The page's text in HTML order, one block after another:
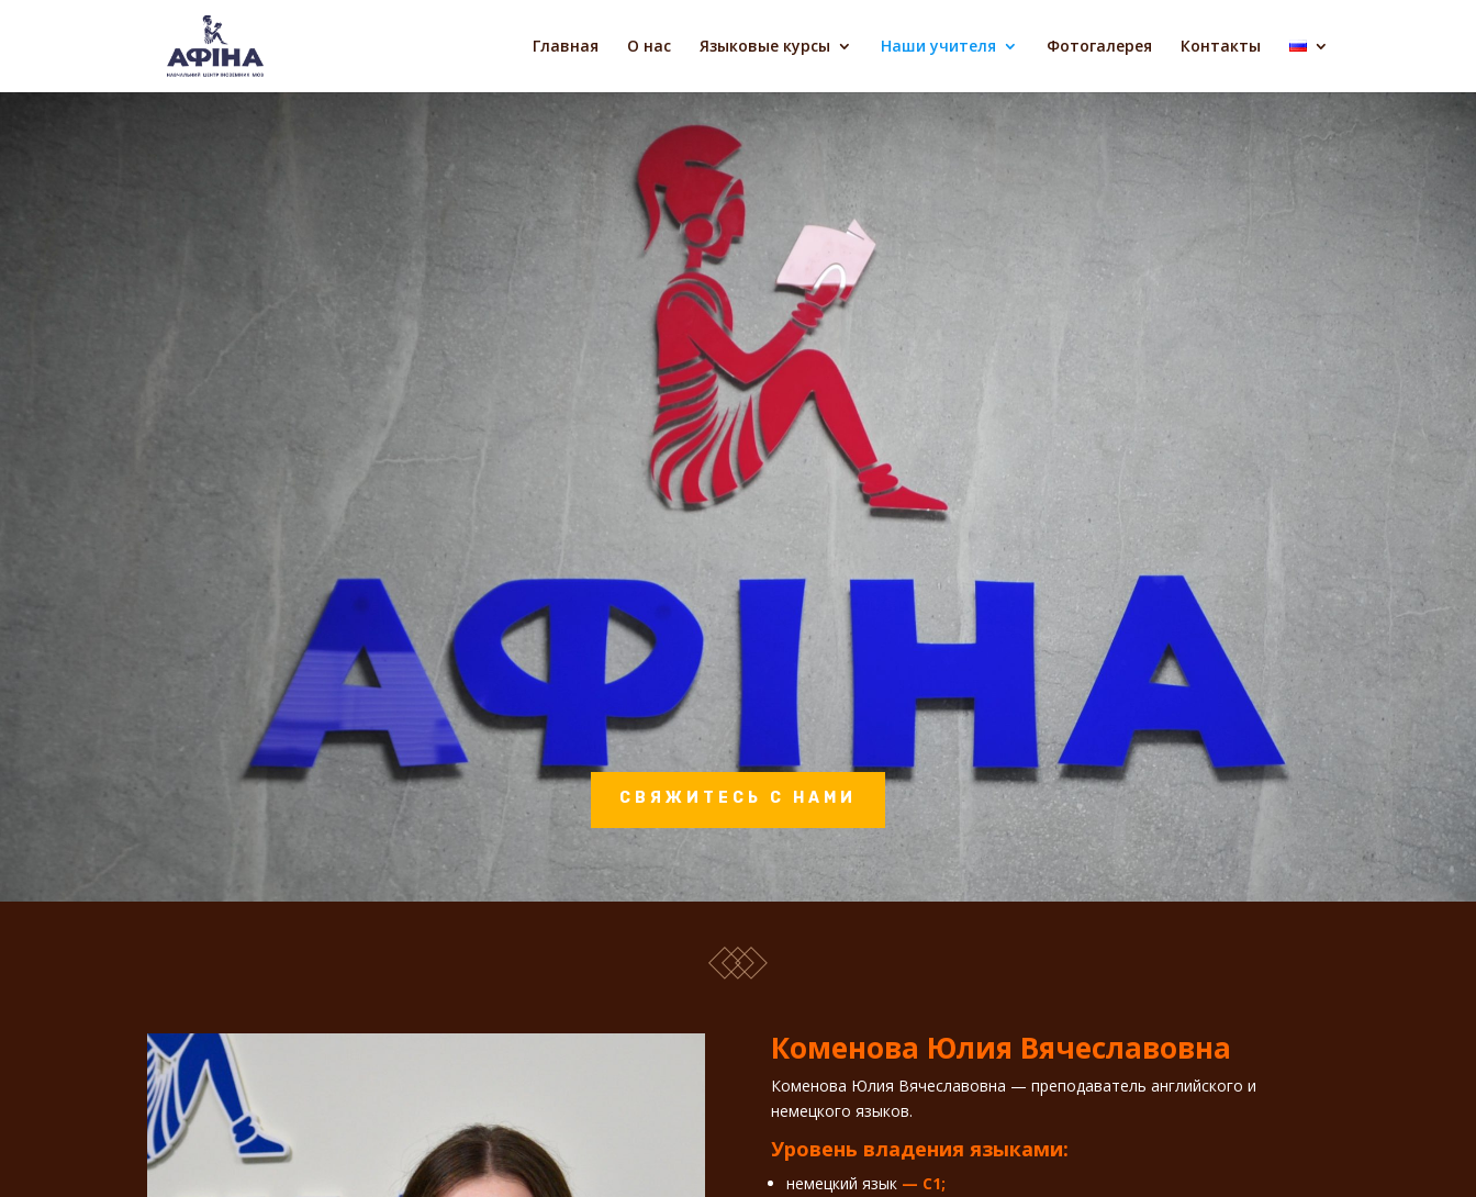
Главная О нас Языковые курсы Наши учителя Фотогалерея Контакты
СВЯЖИТЕСЬ С НАМИ
Коменова Юлия Вячеславовна
Коменова Юлия Вячеславовна — преподаватель английского и
немецкого языков.
Уровень владения языками:
немецкий язык — C1;